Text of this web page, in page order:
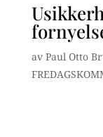
av Paul Otto